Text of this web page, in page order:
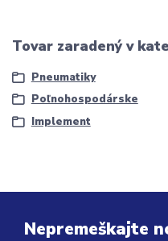
Tovar zaradený v
Pneumatiky
Poľnohospodárske
Implement
Nepremeškajte